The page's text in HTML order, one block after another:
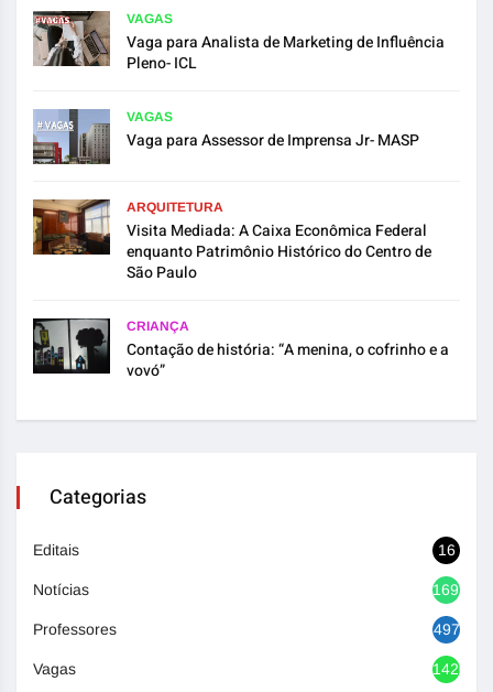
VAGAS
Vaga para Analista de Marketing de Influência
Pleno- ICL
VAGAS
Vaga para Assessor de Imprensa Jr- MASP
ARQUITETURA
Visita Mediada: A Caixa Econômica Federal
enquanto Patrimônio Histórico do Centro de
São Paulo
CRIANÇA
Contação de história: “A menina, o cofrinho e a
vovó”
Categorias
Editais 16
Notícias 1692
Professores 497
Vagas 1420